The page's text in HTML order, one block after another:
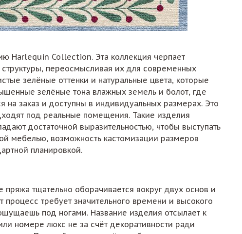
Harlequin Collection. Эта коллекция черпает
переосмысливая их для современных
зелёные оттенки и натуральные цвета, которые
зелёные тона влажных земель и болот, где
на заказ и доступны в индивидуальных размерах. Это
под реальные помещения. Такие изделия
достаточной выразительностью, чтобы выступать
мебелью, возможность кастомизации размеров
планировкой.
тщательно оборачивается вокруг двух основ и
требует значительного времени и высокого
под ногами. Название изделия отсылает к
номере люкс не за счёт декоративности ради